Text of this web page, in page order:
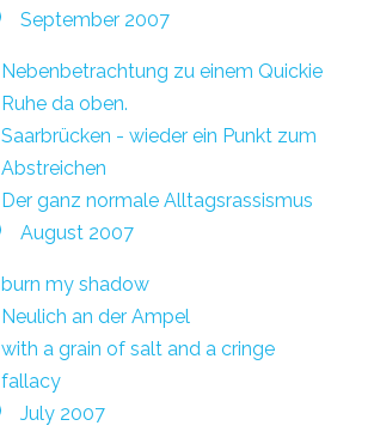
September 2007
Nebenbetrachtung zu einem Quickie
Ruhe da oben.
Saarbrücken - wieder ein Punkt zum
Abstreichen
Der ganz normale Alltagsrassismus
August 2007
burn my shadow
Neulich an der Ampel
with a grain of salt and a cringe
fallacy
July 2007